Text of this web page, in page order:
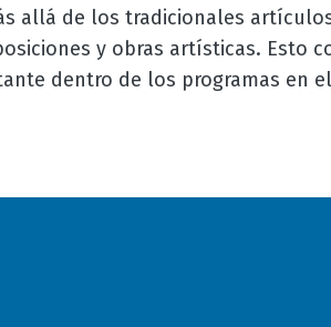
allá de los tradicionales
y obras artísticas. Esto
dentro de los programas en